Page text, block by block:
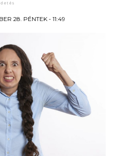
28. PÉNTEK - 11:49